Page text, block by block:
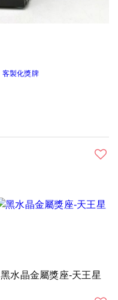
客製化獎牌
黑水晶金屬獎座-天王星